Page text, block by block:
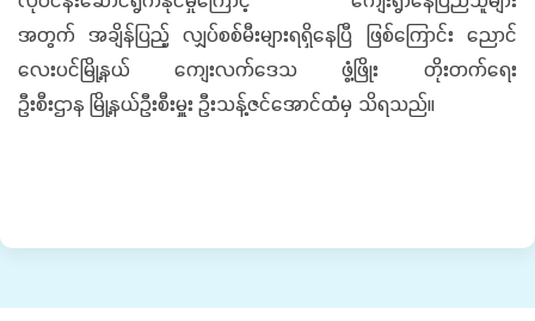
အတွက် အချိန်ပြည့် လျှပ်စစ်မီးများရရှိနေပြီ ဖြစ်ကြောင်း ညောင်
လေးပင်မြို့နယ် ကျေးလက်ဒေသ ဖွံ့ဖြိုး တိုးတက်ရေး
ဦးစီးဌာန မြို့နယ်ဦးစီးမှူး ဦးသန့်ဇင်အောင်ထံမှ သိရသည်။